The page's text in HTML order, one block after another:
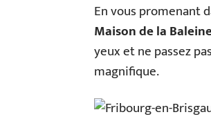
En vous promenant
Maison de la
yeux et ne passez
magnifique.